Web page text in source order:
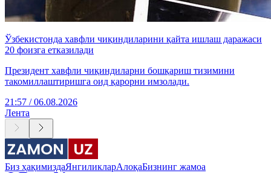
Ўзбекистонда хавфли чиқиндиларини қайта ишлаш даражаси
20 фоизга етказилади
Президент хавфли чиқиндиларни бошқариш тизимини
такомиллаштиришга оид қарорни имзолади.
21:57 / 06.08.2026
Лента
Биз ҳақимиздаЯнгиликларАлоқаБизнинг жамоа